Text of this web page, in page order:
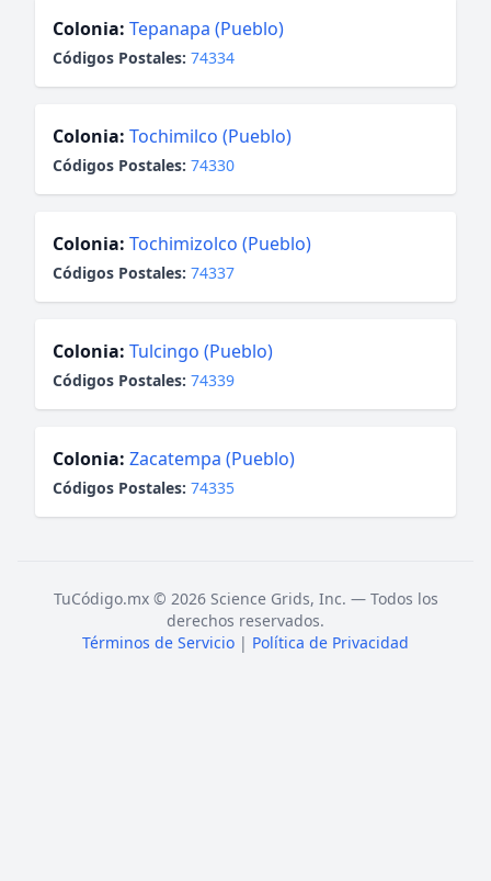
Colonia: Tepanapa (Pueblo)
Códigos Postales: 74334
Colonia: Tochimilco (Pueblo)
Códigos Postales: 74330
Colonia: Tochimizolco (Pueblo)
Códigos Postales: 74337
Colonia: Tulcingo (Pueblo)
Códigos Postales: 74339
Colonia: Zacatempa (Pueblo)
Códigos Postales: 74335
TuCódigo.mx © 2026 Science Grids, Inc. — Todos los
derechos reservados.
Términos de Servicio | Política de Privacidad